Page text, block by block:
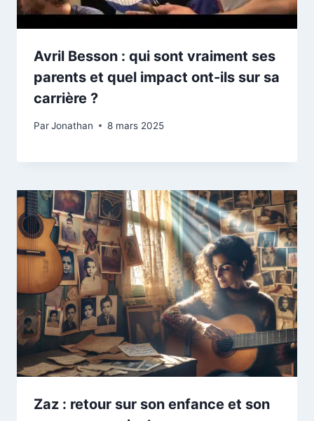
Avril Besson : qui sont vraiment ses
parents et quel impact ont-ils sur sa
carrière ?
ParJonathan 8 mars 2025
Zaz : retour sur son enfance et son